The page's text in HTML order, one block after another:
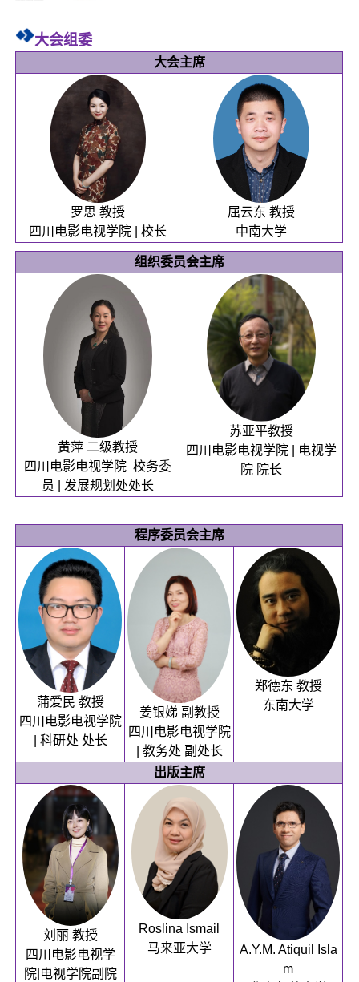
大会组委
大会主席
罗思 教授
四川电影电视学院 | 校长
屈云东 教授
中南大学
组织委员会主席
黄萍 二级教授
四川电影电视学院 校务委
员 | 发展规划处处长
苏亚平教授
四川电影电视学院 | 电视学
院 院长
程序委员会主席
蒲爱民 教授
四川电影电视学院
| 科研处 处长
姜银娣 副教授
四川电影电视学院
| 教务处 副处长
郑德东 教授
东南大学
出版主席
刘丽 教授
四川电影电视学
院|电视学院副院
Roslina Ismail
马来亚大学
A.Y.M. Atiquil Isla
m